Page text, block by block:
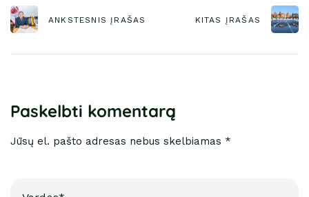
ANKSTESNIS ĮRAŠAS KITAS ĮRAŠAS
Paskelbti komentarą
Jūsų el. pašto adresas nebus skelbiamas *